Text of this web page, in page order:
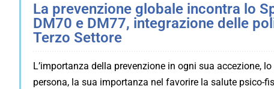
La prevenzione globale incontra lo
DM70 e DM77, integrazione delle
Terzo Settore
L’importanza della prevenzione in ogni sua accezione,
persona, la sua importanza nel favorire la salute psico-